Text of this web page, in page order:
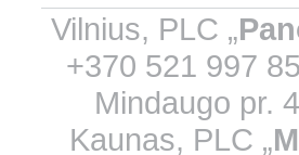
Vilnius, PLC „
+370 521 997
Mindaugo pr.
Kaunas, PLC „